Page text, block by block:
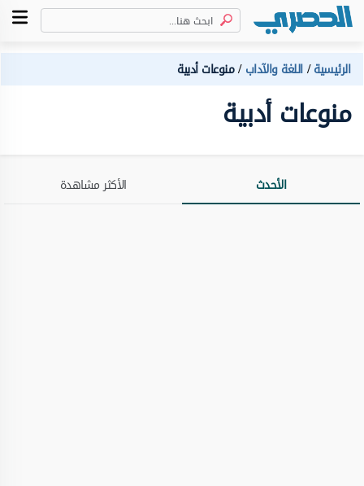
الرئيسية اللغة والآداب منوعات أدبية
منوعات أدبية
الأحدث الأكثر مشاهدة